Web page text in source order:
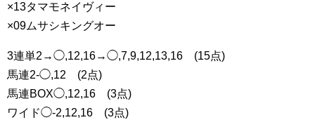
×13タマモネイヴィー
×09ムサシキングオー
3連単2→◯,12,16→◯,7,9,12,13,16 (15点)
馬連2-◯,12 (2点)
馬連BOX◯,12,16 (3点)
ワイド◯-2,12,16 (3点)